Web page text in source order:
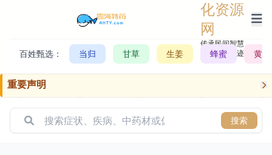
化资源
网
传承民间智慧，
记录历史轨迹
百姓甄选： 当归 甘草 生姜 蜂蜜 黄芪
重要声明
搜索